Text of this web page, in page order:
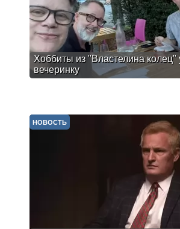
Хоббиты из "Властелина колец"
вечеринку
НОВОСТЬ